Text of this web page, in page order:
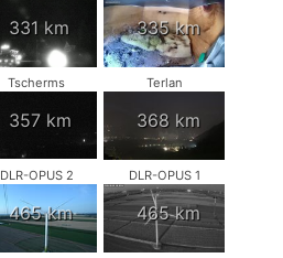
331 km 335 km
Tscherms
357 km
Terlan
368 km
DLR-OPUS 2
465 km
DLR-OPUS 1
465 km